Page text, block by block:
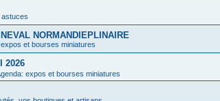
NORMANDIEPLINAIRE
et bourses miniatures
2026
expos et bourses miniatures